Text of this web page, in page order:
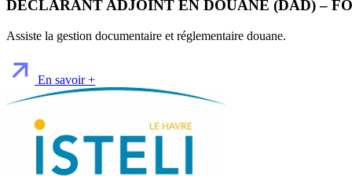
DÉCLARANT ADJOINT EN DOUANE (DAD) –
Assiste la gestion documentaire et réglementaire douane.
En savoir +